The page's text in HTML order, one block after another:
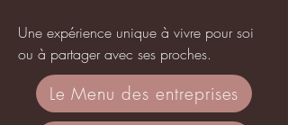
Une expérience unique à vivre pour soi
ou à partager avec ses proches.
Le Menu des entreprises